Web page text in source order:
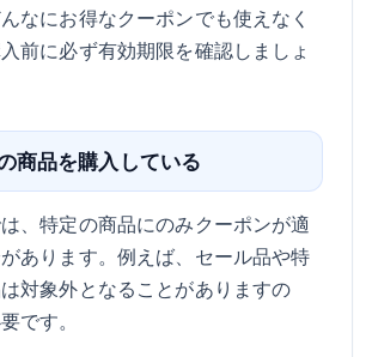
なにお得なクーポンでも使えなく
前に必ず有効期限を確認しましょ
商品を購入している
、特定の商品にのみクーポンが適
あります。例えば、セール品や特
対象外となることがありますの
です。